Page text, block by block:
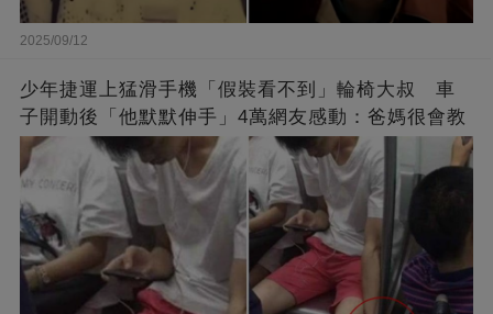
2025/09/12
少年捷運上猛滑手機「假裝看不到」輪椅大叔 車
子開動後「他默默伸手」4萬網友感動：爸媽很會教